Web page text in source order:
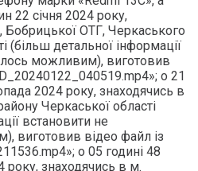
22 січня 2024 року,
Бобрицької ОТГ, Черкаського
(більш детальної інформації
можливим), виготовив
о 21
2024 року, знаходячись в
Черкаської області
встановити не
виготовив відео файл із
о 05 годині 48
року, знаходячись в м.